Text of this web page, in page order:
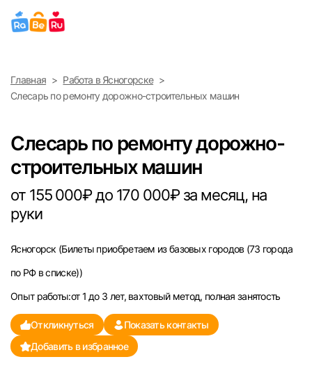
Найти работу Найти сотрудника
Выберите город
Санкт-Петербург
Екатеринбург
Саратов
Казань
Челябинск
Главная
Работа в Ясногорске
Слесарь по ремонту дорожно-строительных машин
Слесарь по ремонту дорожно-
строительных машин
от 155 000₽ до 170 000₽ за месяц, на
руки
Ясногорск (Билеты приобретаем из базовых городов (73 города
по РФ в списке))
Опыт работы:от 1 до 3 лет, вахтовый метод, полная занятость
Откликнуться
Показать контакты
Добавить в избранное